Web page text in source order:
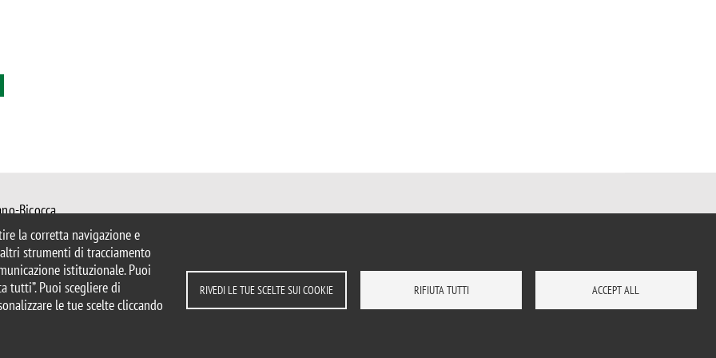
la corretta navigazione e
strumenti di tracciamento
istituzionale. Puoi
tutti”. Puoi scegliere di
le tue scelte cliccando
RIVEDI LE TUE SCELTE SUI COOKIE RIFIUTA TUTTI ACCEPT ALL
Bicocca
Dichiarazione di accessibilità